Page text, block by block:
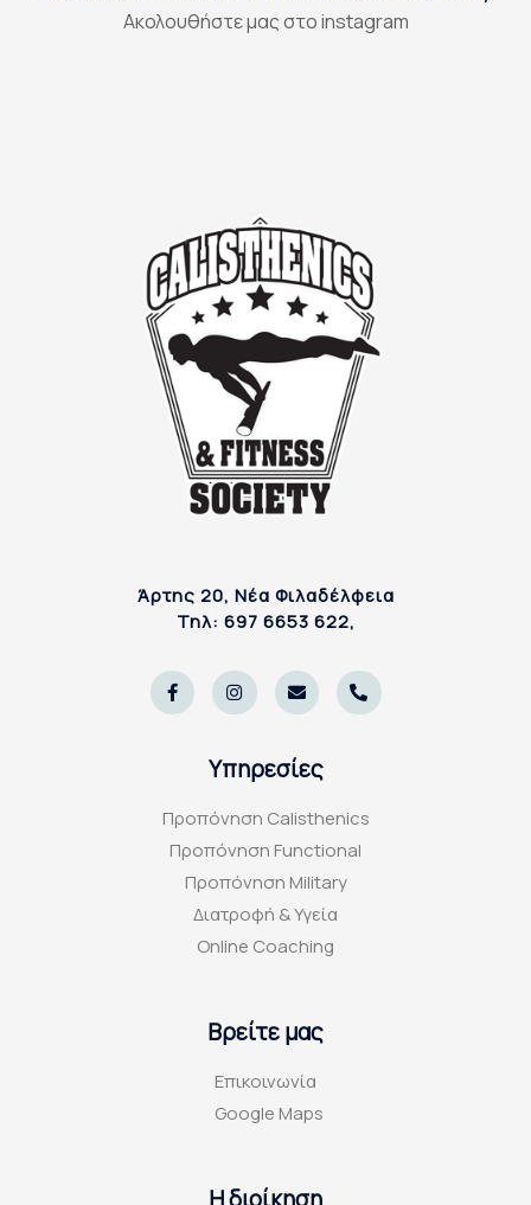
Ακολουθήστε μας στο instagram
Άρτης 20, Νέα Φιλαδέλφεια
Τηλ: 697 6653 622,
F
a
c
e
-
f
I
n
s
t
r
E
n
v
e
o
p
P
o
n
Υπηρεσίες
Προπόνηση Calisthenics
Προπόνηση Functional
Προπόνηση Military
Διατροφή & Υγεία
Online Coaching
Βρείτε μας
Επικοινωνία
Google Maps